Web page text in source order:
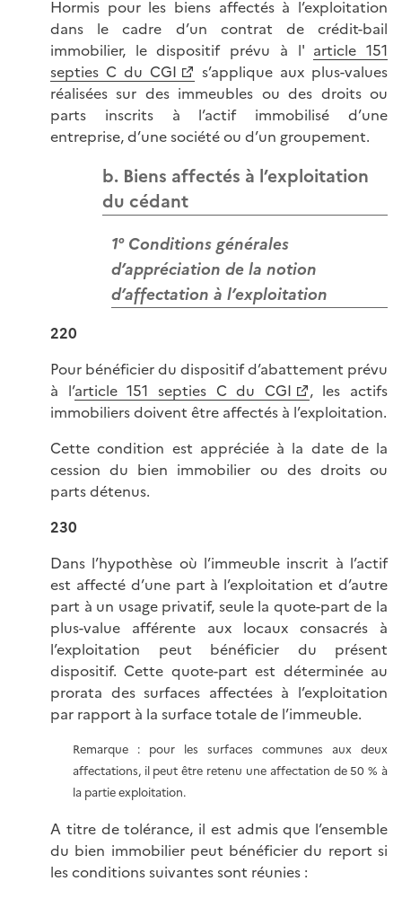
Hormis pour les biens affectés à l’exploitation
dans le cadre d’un contrat de crédit-bail
immobilier, le dispositif prévu à l' article 151
septies C du CGI
s’applique aux plus-values
réalisées sur des immeubles ou des droits ou
parts inscrits à l’actif immobilisé d’une
entreprise, d’une société ou d’un groupement.
b. Biens affectés à l’exploitation
du cédant
1° Conditions générales
d’appréciation de la notion
d’affectation à l’exploitation
220
Pour bénéficier du dispositif d’abattement prévu
à l’article 151 septies C du CGI
, les actifs
immobiliers doivent être affectés à l’exploitation.
Cette condition est appréciée à la date de la
cession du bien immobilier ou des droits ou
parts détenus.
230
Dans l’hypothèse où l’immeuble inscrit à l’actif
est affecté d’une part à l’exploitation et d’autre
part à un usage privatif, seule la quote-part de la
plus-value afférente aux locaux consacrés à
l’exploitation peut bénéficier du présent
dispositif. Cette quote-part est déterminée au
prorata des surfaces affectées à l’exploitation
par rapport à la surface totale de l’immeuble.
Remarque : pour les surfaces communes aux deux
affectations, il peut être retenu une affectation de 50 % à
la partie exploitation.
A titre de tolérance, il est admis que l’ensemble
du bien immobilier peut bénéficier du report si
les conditions suivantes sont réunies :